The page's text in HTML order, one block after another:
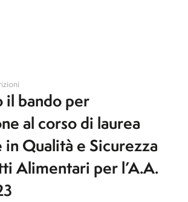
il bando per
al corso di laurea
in Qualità e Sicurezza
Alimentari per l’A.A.